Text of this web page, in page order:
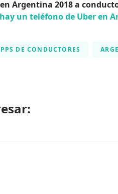
Argentina 2018 a
hay un teléfono de Uber en
DE CONDUCTORES